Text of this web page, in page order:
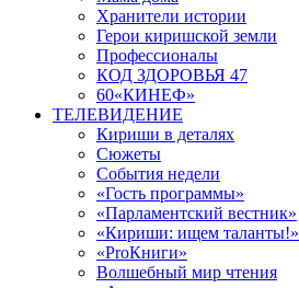
Хранители истории
Герои киришской земли
Профессионалы
КОД ЗДОРОВЬЯ 47
60«КИНЕФ»
ТЕЛЕВИДЕНИЕ
Кириши в деталях
Сюжеты
События недели
«Гость программы»
«Парламентский вестник»
«Кириши: ищем таланты!»
«ProКниги»
Волшебный мир чтения